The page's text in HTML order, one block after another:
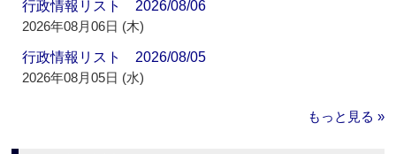
行政情報リスト 2026/08/06
2026年08月06日 (木)
行政情報リスト 2026/08/05
2026年08月05日 (水)
もっと見る »